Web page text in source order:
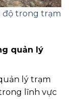
độ trong trạm
quản lý
lý trạm
lĩnh vực